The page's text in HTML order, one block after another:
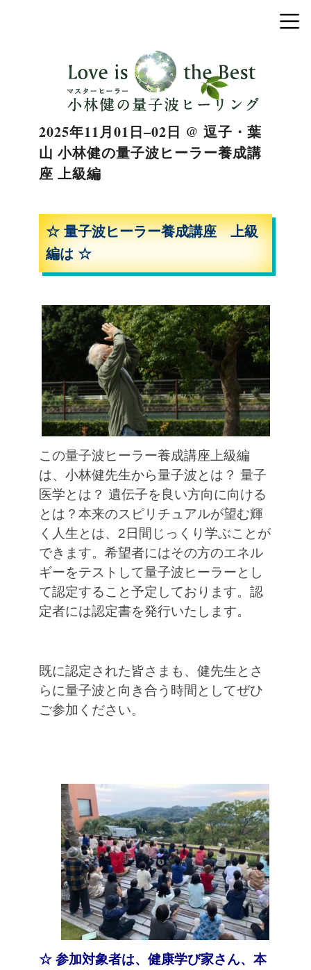
2025年11月01日–02日 @ 逗子・葉
山 小林健の量子波ヒーラー養成講
座 上級編
☆ 量子波ヒーラー養成講座 上級
編は ☆
この量子波ヒーラー養成講座上級編
は、小林健先生から量子波とは？ 量子
医学とは？ 遺伝子を良い方向に向ける
とは？本来のスピリチュアルが望む輝
く人生とは、2日間じっくり学ぶことが
できます。希望者にはその方のエネル
ギーをテストして量子波ヒーラーとし
て認定すること予定しております。認
定者には認定書を発行いたします。
既に認定された皆さまも、健先生とさ
らに量子波と向き合う時間としてぜひ
ご参加ください。
☆ 参加対象者は、健康学び家さん、本